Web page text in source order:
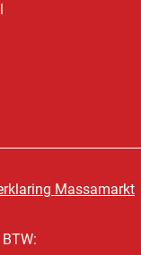
Massamarkt